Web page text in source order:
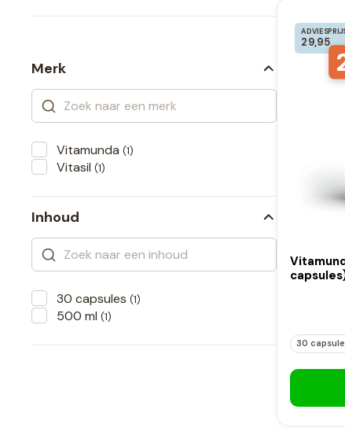
Merk
Vitamunda (1)
Vitasil (1)
Inhoud
30 capsules (1)
500 ml (1)
29,95
30